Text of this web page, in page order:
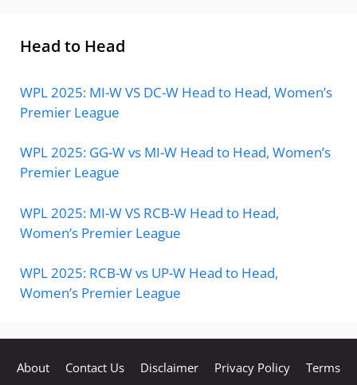
Head to Head
WPL 2025: MI-W VS DC-W Head to Head, Women’s
Premier League
WPL 2025: GG-W vs MI-W Head to Head, Women’s
Premier League
WPL 2025: MI-W VS RCB-W Head to Head,
Women’s Premier League
WPL 2025: RCB-W vs UP-W Head to Head,
Women’s Premier League
About Contact Us Disclaimer Privacy Policy Terms